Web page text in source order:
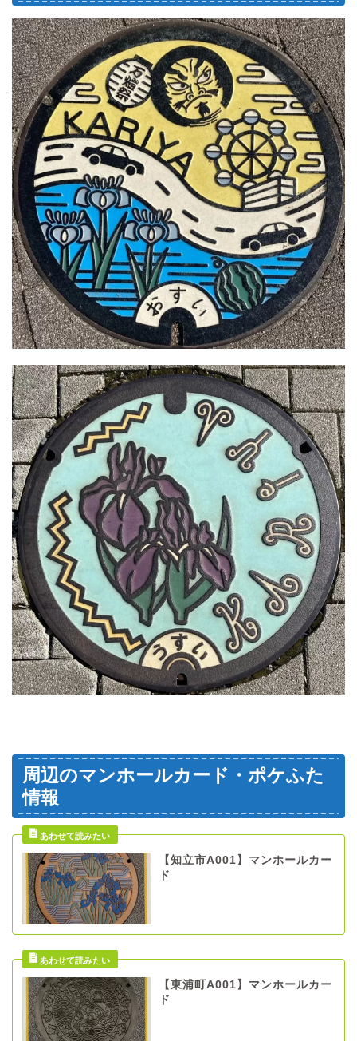
周辺のマンホールカード・ポケふた
情報
【知立市A001】マンホールカー
ド
【東浦町A001】マンホールカー
ド